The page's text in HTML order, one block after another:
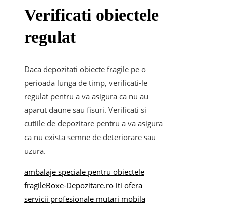
Verificati obiectele
regulat
Daca depozitati obiecte fragile pe o
perioada lunga de timp, verificati-le
regulat pentru a va asigura ca nu au
aparut daune sau fisuri. Verificati si
cutiile de depozitare pentru a va asigura
ca nu exista semne de deteriorare sau
uzura.
ambalaje speciale pentru obiectele
fragileBoxe-Depozitare.ro iti ofera
servicii profesionale mutari mobila